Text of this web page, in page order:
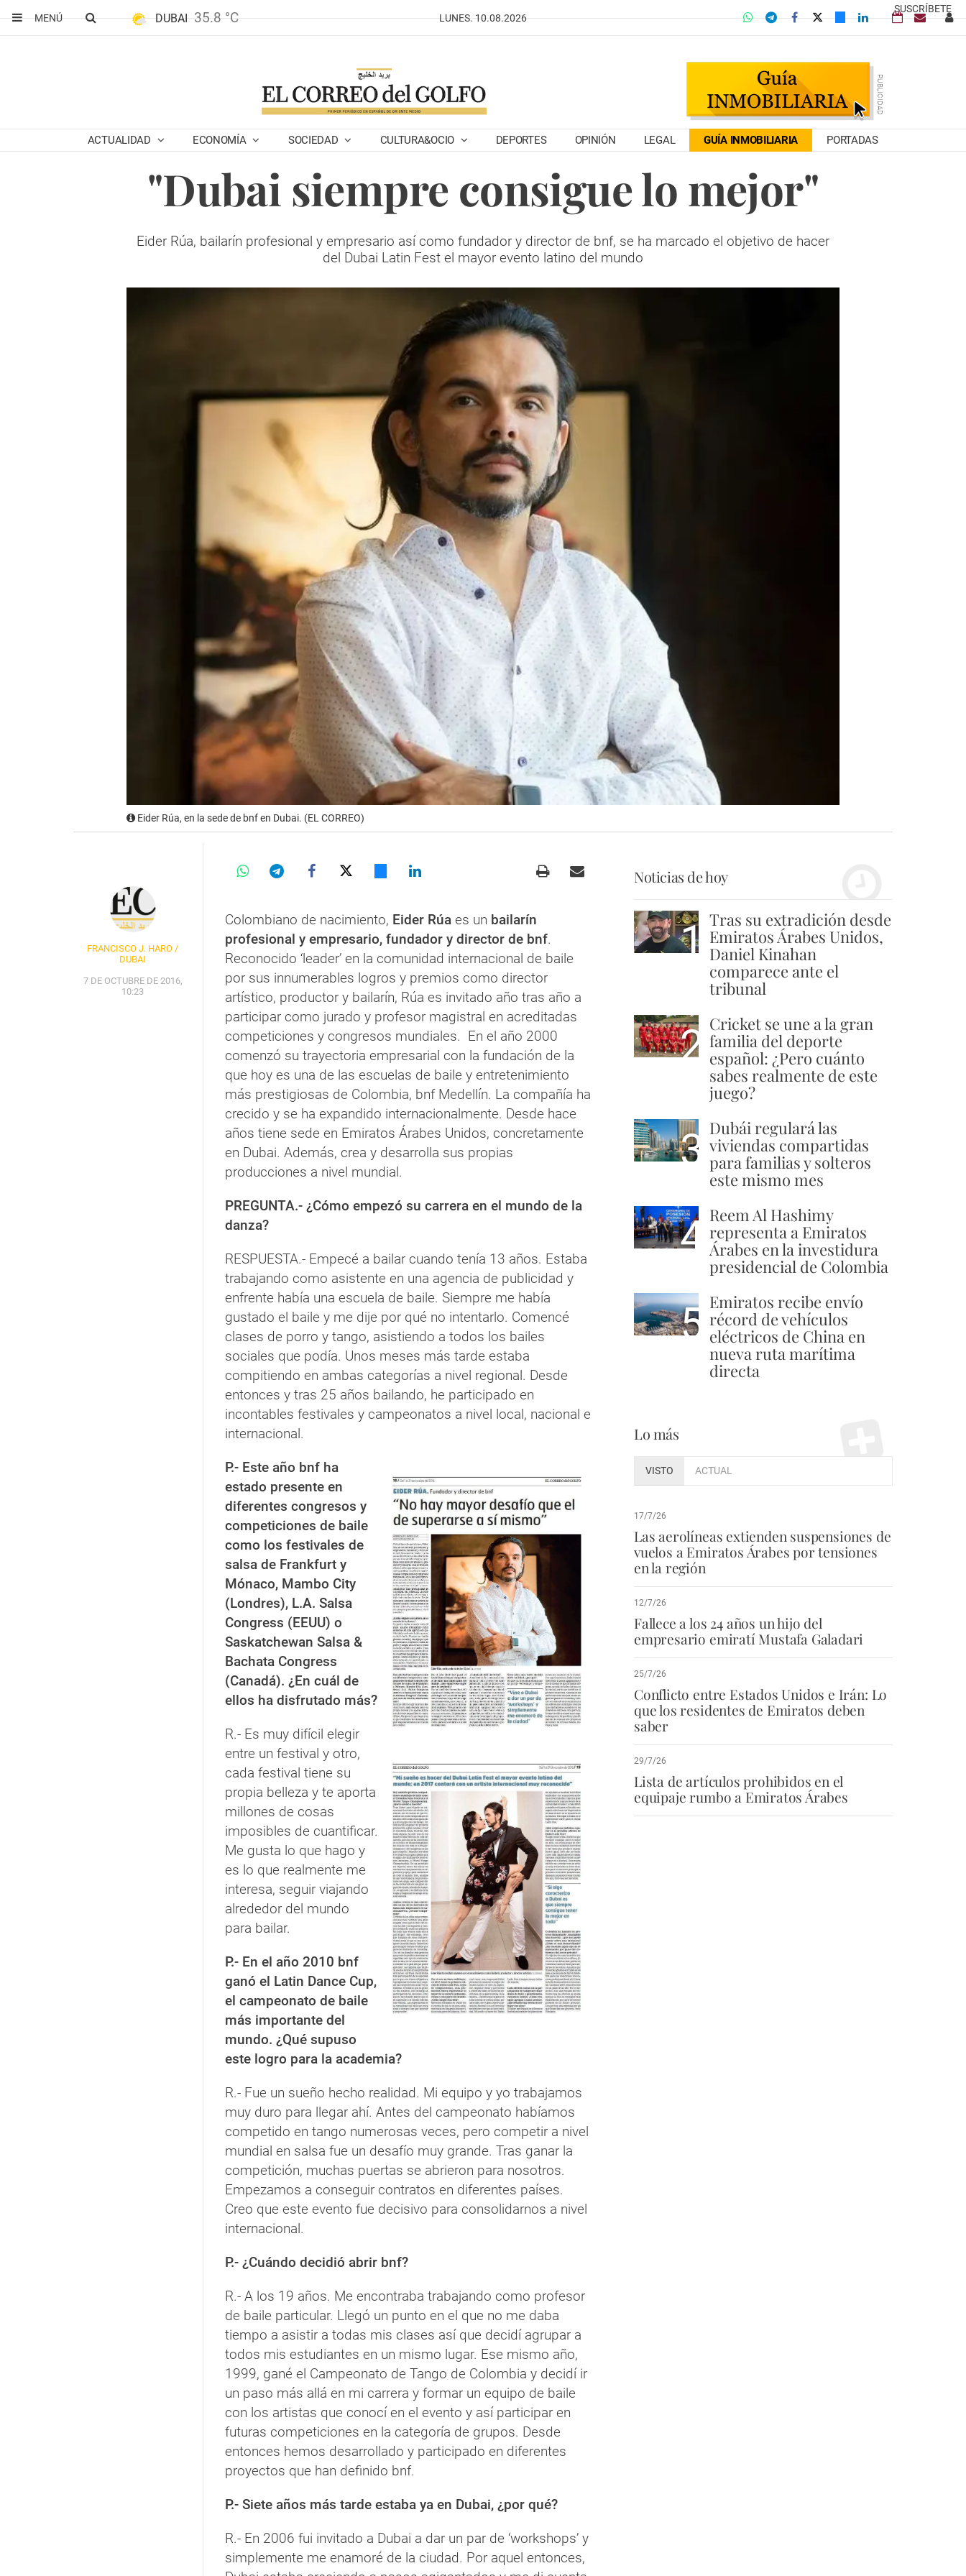
SUSCRÍBETE
MENÚ
DUBAI 35.8 °C LUNES. 10.08.2026
ACTUALIDAD ECONOMÍA SOCIEDAD CULTURA&OCIO DEPORTES OPINIÓN LEGAL GUÍA INMOBILIARIA PORTADAS
"Dubai siempre consigue lo mejor"
Eider Rúa, bailarín profesional y empresario así como fundador y director de bnf, se ha marcado el objetivo de hacer
del Dubai Latin Fest el mayor evento latino del mundo
Eider Rúa, en la sede de bnf en Dubai. (EL CORREO)
FRANCISCO J. HARO /
DUBAI
7 DE OCTUBRE DE 2016,
10:23
Colombiano de nacimiento, Eider Rúa es un bailarín
profesional y empresario, fundador y director de bnf.
Reconocido ‘leader’ en la comunidad internacional de baile
por sus innumerables logros y premios como director
artístico, productor y bailarín, Rúa es invitado año tras año a
participar como jurado y profesor magistral en acreditadas
competiciones y congresos mundiales. En el año 2000
comenzó su trayectoria empresarial con la fundación de la
que hoy es una de las escuelas de baile y entretenimiento
más prestigiosas de Colombia, bnf Medellín. La compañía ha
crecido y se ha expandido internacionalmente. Desde hace
años tiene sede en Emiratos Árabes Unidos, concretamente
en Dubai. Además, crea y desarrolla sus propias
producciones a nivel mundial.
PREGUNTA.- ¿Cómo empezó su carrera en el mundo de la
danza?
RESPUESTA.- Empecé a bailar cuando tenía 13 años. Estaba
trabajando como asistente en una agencia de publicidad y
enfrente había una escuela de baile. Siempre me había
gustado el baile y me dije por qué no intentarlo. Comencé
clases de porro y tango, asistiendo a todos los bailes
sociales que podía. Unos meses más tarde estaba
compitiendo en ambas categorías a nivel regional. Desde
entonces y tras 25 años bailando, he participado en
incontables festivales y campeonatos a nivel local, nacional e
internacional.
P.- Este año bnf ha
estado presente en
diferentes congresos y
competiciones de baile
como los festivales de
salsa de Frankfurt y
Mónaco, Mambo City
(Londres), L.A. Salsa
Congress (EEUU) o
Saskatchewan Salsa &
Bachata Congress
(Canadá). ¿En cuál de
ellos ha disfrutado más?
R.- Es muy difícil elegir
entre un festival y otro,
cada festival tiene su
propia belleza y te aporta
millones de cosas
imposibles de cuantificar.
Me gusta lo que hago y
es lo que realmente me
interesa, seguir viajando
alrededor del mundo
para bailar.
P.- En el año 2010 bnf
ganó el Latin Dance Cup,
el campeonato de baile
más importante del
mundo. ¿Qué supuso
este logro para la academia?
R.- Fue un sueño hecho realidad. Mi equipo y yo trabajamos
muy duro para llegar ahí. Antes del campeonato habíamos
competido en tango numerosas veces, pero competir a nivel
mundial en salsa fue un desafío muy grande. Tras ganar la
competición, muchas puertas se abrieron para nosotros.
Empezamos a conseguir contratos en diferentes países.
Creo que este evento fue decisivo para consolidarnos a nivel
internacional.
P.- ¿Cuándo decidió abrir bnf?
R.- A los 19 años. Me encontraba trabajando como profesor
de baile particular. Llegó un punto en el que no me daba
tiempo a asistir a todas mis clases así que decidí agrupar a
todos mis estudiantes en un mismo lugar. Ese mismo año,
1999, gané el Campeonato de Tango de Colombia y decidí ir
un paso más allá en mi carrera y formar un equipo de baile
con los artistas que conocí en el evento y así participar en
futuras competiciones en la categoría de grupos. Desde
entonces hemos desarrollado y participado en diferentes
proyectos que han definido bnf.
P.- Siete años más tarde estaba ya en Dubai, ¿por qué?
R.- En 2006 fui invitado a Dubai a dar un par de ‘workshops’ y
simplemente me enamoré de la ciudad. Por aquel entonces,
Noticias de hoy
1 Tras su extradición desde
Emiratos Árabes Unidos,
Daniel Kinahan
comparece ante el
tribunal
2 Cricket se une a la gran
familia del deporte
español: ¿Pero cuánto
sabes realmente de este
juego?
3 Dubái regulará las
viviendas compartidas
para familias y solteros
este mismo mes
4 Reem Al Hashimy
representa a Emiratos
Árabes en la investidura
presidencial de Colombia
5 Emiratos recibe envío
récord de vehículos
eléctricos de China en
nueva ruta marítima
directa
Lo más
VISTO ACTUAL
17/7/26
Las aerolíneas extienden suspensiones de
vuelos a Emiratos Árabes por tensiones
en la región
12/7/26
Fallece a los 24 años un hijo del
empresario emiratí Mustafa Galadari
25/7/26
Conflicto entre Estados Unidos e Irán: Lo
que los residentes de Emiratos deben
saber
29/7/26
Lista de artículos prohibidos en el
equipaje rumbo a Emiratos Árabes